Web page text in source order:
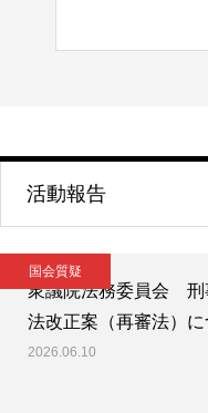
活動報告
国会質疑
衆議院法務委員会 刑
法改正案（再審法）
2026.06.10